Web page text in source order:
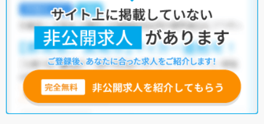
士の需要は低い傾向にあります。加えて、高知県には病院が121施設、ク
リニックが422施設、介護施設が1,372施設あり、理学療法士として働け
る施設が豊富です。そのため、多種多様な求人の中から希望の条件に合
った職場を見つけることができるでしょう。
マイナビコメディカルでは、サイトに掲載されていない非公開求人や限
定求人も多数取り扱っております。もしご希望の条件に合った求人が見
つからない場合は、キャリアアドバイザーが非公開求人を含む中から厳
選してご紹介いたしますので、ぜひご活用ください。
※各種数字情報は2022年12月 マイナビ調べによる